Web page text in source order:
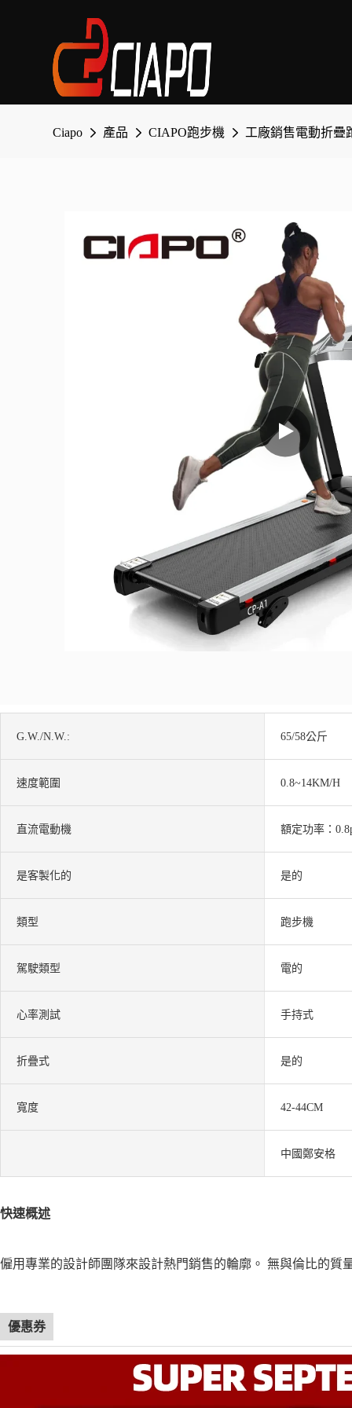
Ciapo 產品 CIAPO跑步機 工廠銷售電動折疊
G.W./N.W.: 65/58公斤
速度範圍 0.8~14KM/H
直流電動機 額定功率：
是客製化的 是的
類型 跑步機
駕駛類型 電的
心率測試 手持式
折疊式 是的
寬度 42-44CM
中國鄭安格
快速概述
僱用專業的設計師團隊來設計熱門銷售的輪廓。 無與倫比的
優惠券